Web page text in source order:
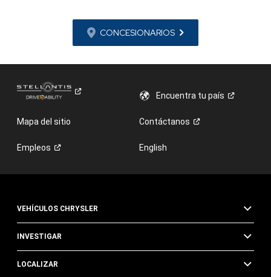
CONCESIONARIOS
Encuentra tupaís
Mapa del sitio Contáctanos
Empleos English
VEHÍCULOS CHRYSLER
INVESTIGAR
LOCALIZAR